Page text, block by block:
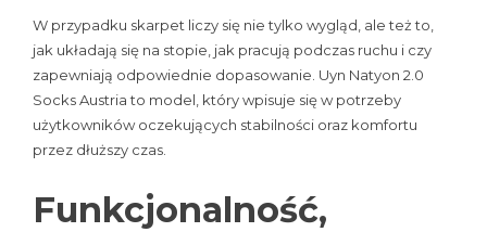
W przypadku skarpet liczy się nie tylko wygląd, ale też to,
jak układają się na stopie, jak pracują podczas ruchu i czy
zapewniają odpowiednie dopasowanie. Uyn Natyon 2.0
Socks Austria to model, który wpisuje się w potrzeby
użytkowników oczekujących stabilności oraz komfortu
przez dłuższy czas.
Funkcjonalność,